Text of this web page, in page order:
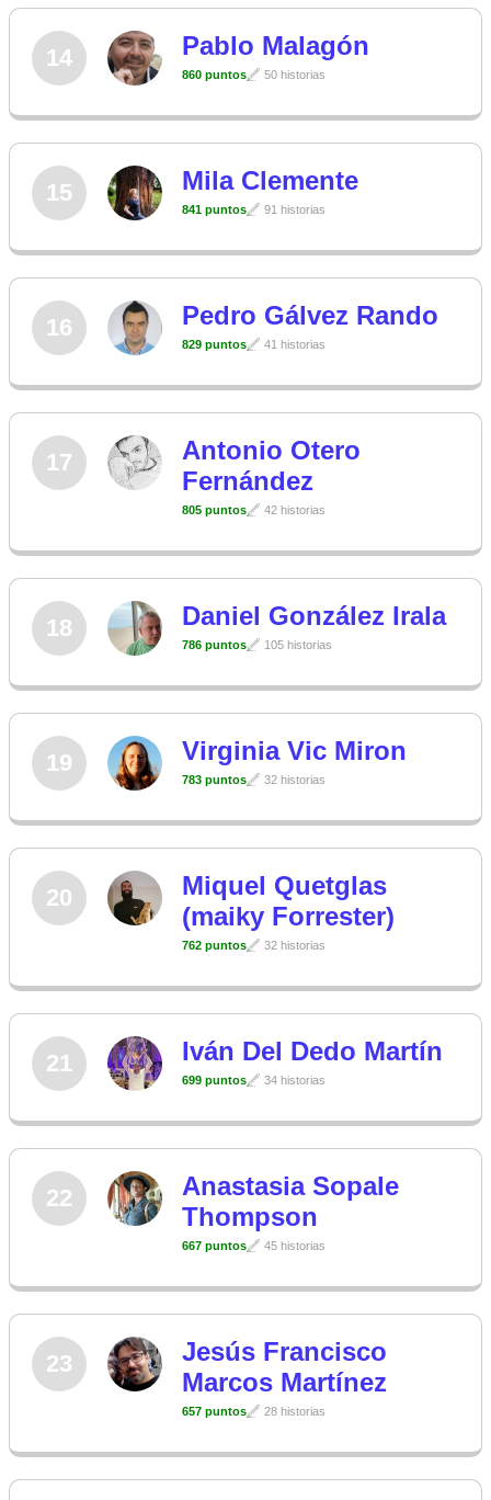
14 Pablo Malagón
860 puntos 50 historias
15 Mila Clemente
841 puntos 91 historias
16 Pedro Gálvez Rando
829 puntos 41 historias
17
Antonio Otero
Fernández
805 puntos 42 historias
18 Daniel González Irala
786 puntos 105 historias
19 Virginia Vic Miron
783 puntos 32 historias
20
Miquel Quetglas
(maiky Forrester)
762 puntos 32 historias
21 Iván Del Dedo Martín
699 puntos 34 historias
22
Anastasia Sopale
Thompson
667 puntos 45 historias
23
Jesús Francisco
Marcos Martínez
657 puntos 28 historias